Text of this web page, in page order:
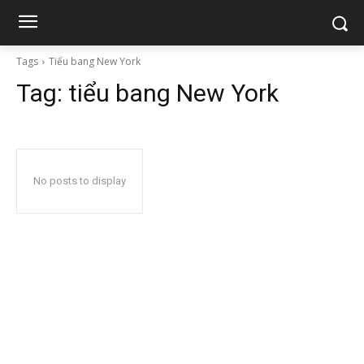
Tags Tiểu bang New York
Tag: tiểu bang New York
No posts to display